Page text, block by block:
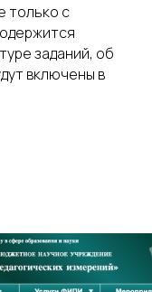
только с
заданий, об
включены в